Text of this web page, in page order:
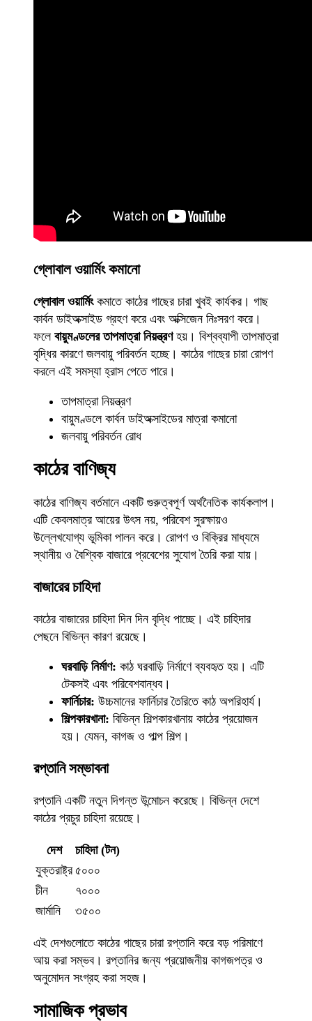
গ্লোবাল ওয়ার্মিং কমানো
গ্লোবাল ওয়ার্মিংকমাতে কাঠের গাছের চারা খুবই কার্যকর। গাছ
কার্বন ডাইঅক্সাইড গ্রহণ করে এবং অক্সিজেন নিঃসরণ করে।
ফলে বায়ুমণ্ডলের তাপমাত্রা নিয়ন্ত্রণহয়। বিশ্বব্যাপী তাপমাত্রা
বৃদ্ধির কারণে জলবায়ু পরিবর্তন হচ্ছে। কাঠের গাছের চারা রোপণ
করলে এই সমস্যা হ্রাস পেতে পারে।
তাপমাত্রা নিয়ন্ত্রণ
বায়ুমণ্ডলে কার্বন ডাইঅক্সাইডের মাত্রা কমানো
জলবায়ু পরিবর্তন রোধ
কাঠের বাণিজ্য
কাঠের বাণিজ্য বর্তমানে একটি গুরুত্বপূর্ণ অর্থনৈতিক কার্যকলাপ।
এটি কেবলমাত্র আয়ের উৎস নয়, পরিবেশ সুরক্ষায়ও
উল্লেখযোগ্য ভূমিকা পালন করে। রোপণ ও বিক্রির মাধ্যমে
স্থানীয় ও বৈশ্বিক বাজারে প্রবেশের সুযোগ তৈরি করা যায়।
বাজারের চাহিদা
কাঠের বাজারের চাহিদা দিন দিন বৃদ্ধি পাচ্ছে। এই চাহিদার
পেছনে বিভিন্ন কারণ রয়েছে।
ঘরবাড়ি নির্মাণ: কাঠ ঘরবাড়ি নির্মাণে ব্যবহৃত হয়। এটি
টেকসই এবং পরিবেশবান্ধব।
ফার্নিচার: উচ্চমানের ফার্নিচার তৈরিতে কাঠ অপরিহার্য।
শিল্পকারখানা: বিভিন্ন শিল্পকারখানায় কাঠের প্রয়োজন
হয়। যেমন, কাগজ ও পাল্প শিল্প।
রপ্তানি সম্ভাবনা
রপ্তানি একটি নতুন দিগন্ত উন্মোচন করেছে। বিভিন্ন দেশে
কাঠের প্রচুর চাহিদা রয়েছে।
দেশ
চাহিদা (টন)
যুক্তরাষ্ট্র ৫০০০
চীন
৭০০০
জার্মানি
৩৫০০
এই দেশগুলোতে কাঠের গাছের চারা রপ্তানি করে বড় পরিমাণে
আয় করা সম্ভব। রপ্তানির জন্য প্রয়োজনীয় কাগজপত্র ও
অনুমোদন সংগ্রহ করা সহজ।
সামাজিক প্রভাব